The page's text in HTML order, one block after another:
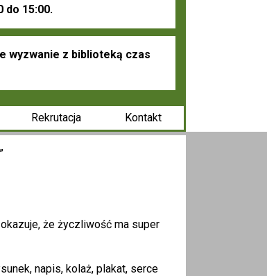
do 15:00.
wyzwanie z biblioteką czas
Rekrutacja Kontakt
że życzliwość ma super
napis, kolaż, plakat, serce